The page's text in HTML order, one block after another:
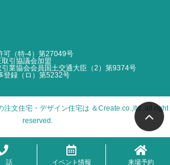
話 イベント情報 来場予約
可（特-4）第27049号
取引協議会加盟
引業協会会員国土交通大臣（2）第9374号
登録（ロ）第5232号
注文住宅・デザイン住宅は ＆Create .co.,ltd. all right
reserved.